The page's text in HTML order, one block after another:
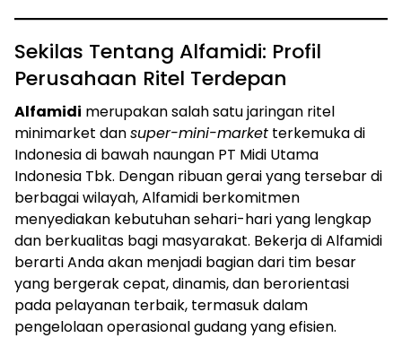
Sekilas Tentang Alfamidi: Profil
Perusahaan Ritel Terdepan
Alfamidi merupakan salah satu jaringan ritel
minimarket dansuper-mini-market terkemuka di
Indonesia di bawah naungan PT Midi Utama
Indonesia Tbk. Dengan ribuan gerai yang tersebar di
berbagai wilayah, Alfamidi berkomitmen
menyediakan kebutuhan sehari-hari yang lengkap
dan berkualitas bagi masyarakat. Bekerja di Alfamidi
berarti Anda akan menjadi bagian dari tim besar
yang bergerak cepat, dinamis, dan berorientasi
pada pelayanan terbaik, termasuk dalam
pengelolaan operasional gudang yang efisien.